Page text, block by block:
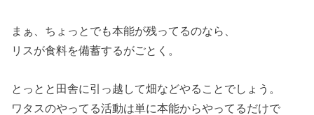
まぁ、ちょっとでも本能が残ってるのなら、
リスが食料を備蓄するがごとく。
とっとと田舎に引っ越して畑などやることでしょう。
ワタスのやってる活動は単に本能からやってるだけで